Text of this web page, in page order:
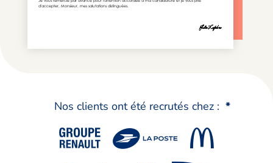
Nos clients ont été recrutés chez : *